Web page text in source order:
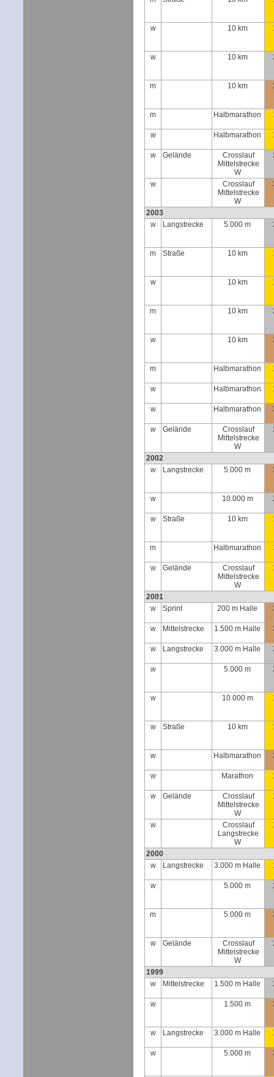
w 10 km
w 10 km
m 10 km
m Halbmarathon
w Halbmarathon
w Gelände
Crosslauf
Mittelstrecke
W
w
Crosslauf
Mittelstrecke
W
2003
w
Langstrecke 5.000 m
m Straße 10 km
w 10 km
m 10 km
w 10 km
m Halbmarathon
w Halbmarathon
w Halbmarathon
w Gelände
Crosslauf
Mittelstrecke
W
2002
w
Langstrecke 5.000 m
w 10.000 m
w Straße 10 km
m Halbmarathon
w Gelände
Crosslauf
Mittelstrecke
W
2001
w
Sprint 200 m Halle
w Mittelstrecke 1.500 m Halle
w Langstrecke 3.000 m Halle
w 5.000 m
w 10.000 m
w Straße 10 km
w Halbmarathon
w Marathon
w Gelände
Crosslauf
Mittelstrecke
W
w
Crosslauf
Langstrecke
W
2000
w
Langstrecke 3.000 m Halle
w 5.000 m
m 5.000 m
w Gelände
Crosslauf
Mittelstrecke
W
1999
w
Mittelstrecke 1.500 m Halle
w 1.500 m
w Langstrecke 3.000 m Halle
w 5.000 m